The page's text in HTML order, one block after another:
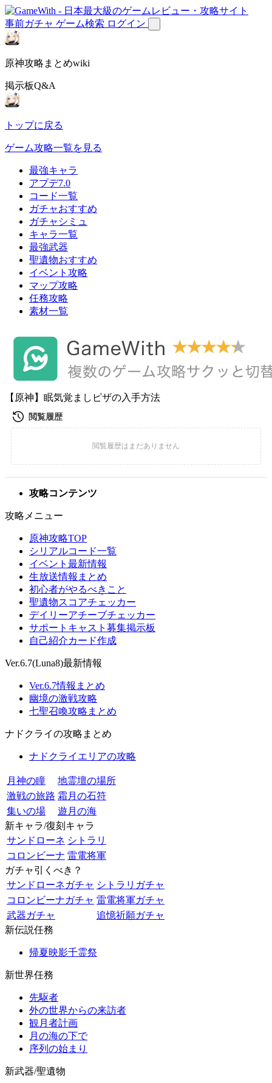
事前ガチャ ゲーム検索 ログイン
原神攻略まとめwiki
掲示板Q&A
トップに戻る
ゲーム攻略一覧を見る
最強キャラ
アプデ7.0
コード一覧
ガチャおすすめ
ガチャシミュ
キャラ一覧
最強武器
聖遺物おすすめ
イベント攻略
マップ攻略
任務攻略
素材一覧
【原神】眠気覚ましピザの入手方法
攻略コンテンツ
攻略メニュー
原神攻略TOP
シリアルコード一覧
イベント最新情報
生放送情報まとめ
初心者がやるべきこと
聖遺物スコアチェッカー
デイリーアチーブチェッカー
サポートキャスト募集掲示板
自己紹介カード作成
Ver.6.7(Luna8)最新情報
Ver.6.7情報まとめ
幽境の激戦攻略
七聖召喚攻略まとめ
ナドクライの攻略まとめ
ナドクライエリアの攻略
月神の瞳
地霊壇の場所
激戦の旅路 霜月の石符
集いの場
遊月の海
新キャラ/復刻キャラ
サンドローネ シトラリ
コロンビーナ 雷電将軍
ガチャ引くべき？
サンドローネガチャ シトラリガチャ
コロンビーナガチャ 雷電将軍ガチャ
武器ガチャ
追憶祈願ガチャ
新伝説任務
帰夏映影千霊祭
新世界任務
先駆者
外の世界からの来訪者
観月者計画
月の海の下で
序列の始まり
新武器/聖遺物